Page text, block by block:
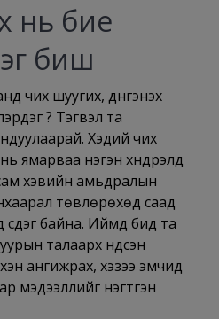
нь бие
биш
чих шуугих, дүнгэнэх
үү? Тэгвэл та
Хэдий чих
ямарваа нэгэн хүндрэлд
хэвийн амьдралын
төвлөрөхөд саад
байна. Иймд бид та
талаарх үндсэн
ангижрах, хэзээ эмчид
мэдээллийг нэгтгэн